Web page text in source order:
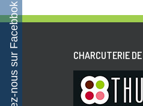
CHARCUTERIE
Suivez-nous sur Facebbok